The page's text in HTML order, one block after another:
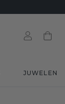
JUWELEN